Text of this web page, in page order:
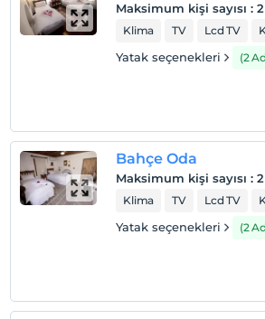
Maksimum kişi sayısı : 2
Klima TV Lcd TV
Yatak seçenekleri (2
Bahçe Oda
Maksimum kişi sayısı : 2
Klima TV Lcd TV
Yatak seçenekleri (2